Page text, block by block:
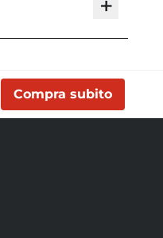
Compra subito